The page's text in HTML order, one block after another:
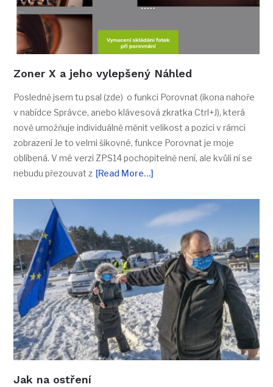
Zoner X a jeho vylepšený Náhled
Posledně jsem tu psal (zde) o funkci Porovnat (ikona nahoře
v nabídce Správce, anebo klávesová zkratka Ctrl+J), která
nově umožňuje individuálně měnit velikost a pozici v rámci
zobrazení Je to velmi šikovné, funkce Porovnat je moje
oblíbená. V mé verzi ZPS14 pochopitelně není, ale kvůli ní se
nebudu přezouvat z [Read More…]
Jak na ostření